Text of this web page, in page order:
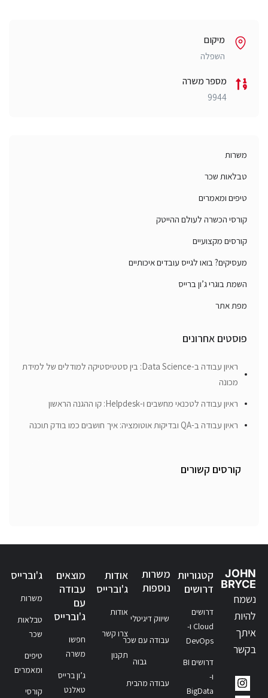
מיקום
השפלה
מספר משרה
9944
משרות
טבלאות שכר
טיפים ומאמרים
קורסי הכשרה לעולם ההייטק
קורסים מקצועיים
מעסיקים? בואו לגייס עובדים איכותיים
השמת בוגרי ג’ון ברייס
מפת אתר
פוסטים אחרונים
ראיון עבודה ב-Data Science: בין סטטיסטיקה למודלים של למידת
מכונה
ראיון עבודה לטכנאי מחשבים ו-Helpdesk: קו ההגנה הראשון
ראיון עבודה ב-QA ובדיקות אוטומציה: איך חושבים כמו בודק תוכנה
קורסים קשורים
JOHN
BRYCE
נשמח
להיות
איתך
בקשר
קטגוריות
דרושים
דרושים
Cloud ו-
DevOps
דרושים BI
ו-
BigData
משרות
נוספות
שיווק דיגיטלי
עבודה עם שכר
גבוה
עבודה מהבית
אודות
ג'וברייס
אודות
צרו קשר
תקנון
מוצאים
עבודה
עם
ג'וברייס
חפשו
משרה
ג’ון ברייס
טאלנט
ג'וברייס
משרות
טבלאות
שכר
טיפים
ומאמרים
קורסי